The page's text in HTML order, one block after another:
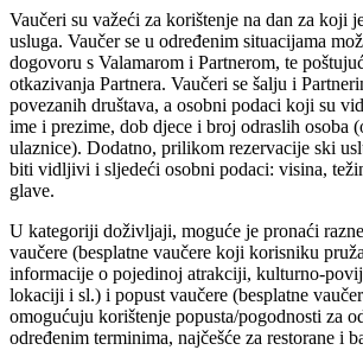
Vaučeri su važeći za korištenje na dan za koji
usluga. Vaučer se u određenim situacijama
dogovoru s Valamarom i Partnerom, te
otkazivanja Partnera. Vaučeri se šalju i
povezanih društava, a osobni podaci koji su
ime i prezime, dob djece i broj odraslih osoba
ulaznice). Dodatno, prilikom rezervacije ski
biti vidljivi i sljedeći osobni podaci: visina,
glave.
U kategoriji doživljaji, moguće je pronaći
vaučere (besplatne vaučere koji korisniku
informacije o pojedinoj atrakciji, kulturno-
lokaciji i sl.) i popust vaučere (besplatne
omogućuju korištenje popusta/pogodnosti za
određenim terminima, najčešće za restorane i